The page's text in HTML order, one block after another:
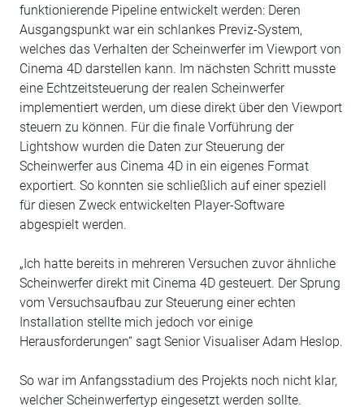
funktionierende Pipeline entwickelt werden: Deren
Ausgangspunkt war ein schlankes Previz-System,
welches das Verhalten der Scheinwerfer im Viewport von
Cinema 4D darstellen kann. Im nächsten Schritt musste
eine Echtzeitsteuerung der realen Scheinwerfer
implementiert werden, um diese direkt über den Viewport
steuern zu können. Für die finale Vorführung der
Lightshow wurden die Daten zur Steuerung der
Scheinwerfer aus Cinema 4D in ein eigenes Format
exportiert. So konnten sie schließlich auf einer speziell
für diesen Zweck entwickelten Player-Software
abgespielt werden.
„Ich hatte bereits in mehreren Versuchen zuvor ähnliche
Scheinwerfer direkt mit Cinema 4D gesteuert. Der Sprung
vom Versuchsaufbau zur Steuerung einer echten
Installation stellte mich jedoch vor einige
Herausforderungen“ sagt Senior Visualiser Adam Heslop.
So war im Anfangsstadium des Projekts noch nicht klar,
welcher Scheinwerfertyp eingesetzt werden sollte.